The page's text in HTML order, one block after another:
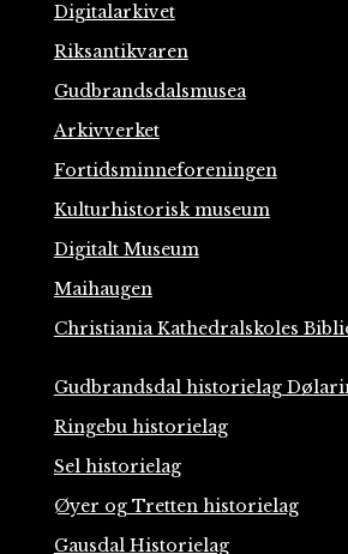
Digitalarkivet
Riksantikvaren
Gudbrandsdalsmusea
Arkivverket
Fortidsminneforeningen
Kulturhistorisk museum
Digitalt Museum
Maihaugen
Christiania Kathedralskoles
Gudbrandsdal historielag
Ringebu historielag
Sel historielag
Øyer og Tretten historielag
Gausdal Historielag